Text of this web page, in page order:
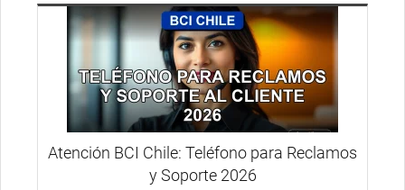
Atención BCI Chile: Teléfono para Reclamos
y Soporte 2026